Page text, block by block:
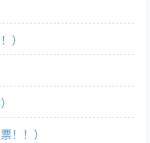
）
！！）